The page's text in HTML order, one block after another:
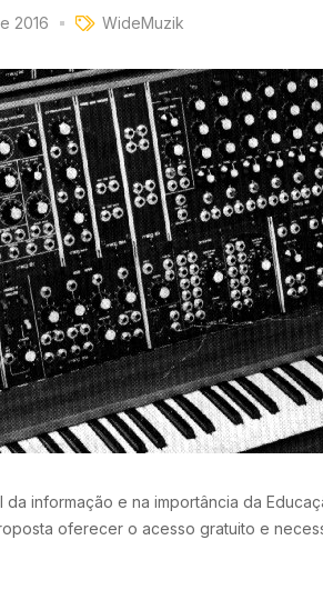
2016 WideMuzik
informação e na importância da
oferecer o acesso gratuito e